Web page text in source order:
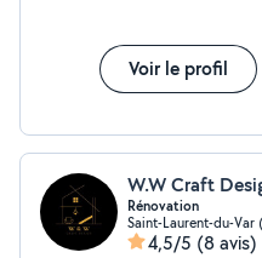
Voir le profil
W.W Craft
Rénovation
Saint-Laurent-du-Var
4,5/5 (8 avis)